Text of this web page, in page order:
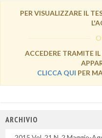
PER VISUALIZZARE IL
ACCEDERE TRAMITE
CLICCA QUI PER
ARCHIVIO
Uscite